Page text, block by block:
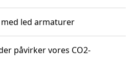
led armaturer
påvirker vores CO2-